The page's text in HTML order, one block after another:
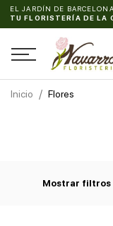
EL JARDÍN DE BARCELONA
TU FLORISTERÍA DE LA
Inicio Flores
Mostrar filtros